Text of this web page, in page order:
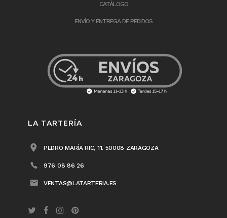
CATÁLOGO
ENVÍO Y ENTREGA DE PEDIDOS
LA TARTERÍA
PEDRO MARÍA RIC, 11. 50008 ZARAGOZA
976 08 86 26
VENTAS@LATARTERIA.ES